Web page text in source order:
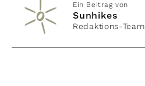
Ein Beitrag von
Sunhikes
Redaktions-Team